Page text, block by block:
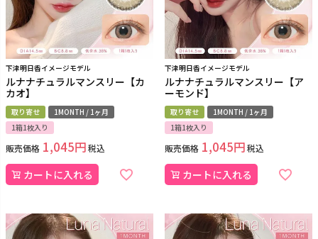
下津明日香イメージモデル
ルナナチュラルマンスリー【カ
カオ】
取り寄せ
1MONTH / 1ヶ月
1箱1枚入り
販売価格 1,045 税込
カートに入れる
下津明日香イメージモデル
ルナナチュラルマンスリー【ア
ーモンド】
取り寄せ
1MONTH / 1ヶ月
1箱1枚入り
販売価格 1,045 税込
カートに入れる